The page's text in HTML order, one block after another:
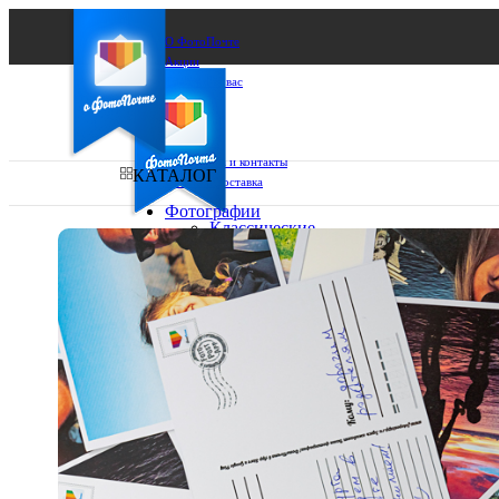
О ФотоПочте
Акции
Сделаем за вас
Бизнесу
FAQ
Франшиза
Поддержка и контакты
Оплата и доставка
Ваш город:
Ваш регион доставки
Выберите из списка:
КАТАЛОГ
Фотографии
Классические
фото
10х10
10х15
Фото